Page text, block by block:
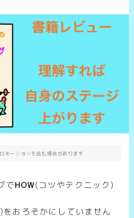
モーションを含む場合があります
でHOW(コツやテクニック)
おろそかにしていません